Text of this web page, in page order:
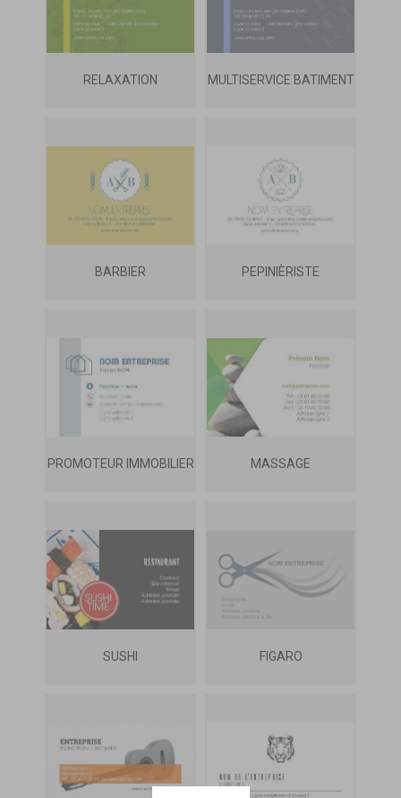
RELAXATION MULTISERVICE BATIMENT
BARBIER PEPINIÈRISTE
PROMOTEUR IMMOBILIER MASSAGE
SUSHI FIGARO